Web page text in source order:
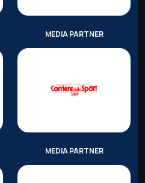
MEDIA PARTNER
MEDIA PARTNER